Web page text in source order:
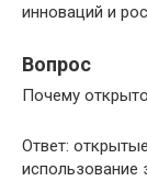
инноваций и
Вопрос
Почему
Ответ:
использование